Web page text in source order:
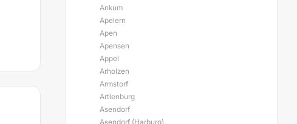
Ankum
Apelern
Apen
Apensen
Appel
Arholzen
Armstorf
Artlenburg
Asendorf
Asendorf (Harburg)